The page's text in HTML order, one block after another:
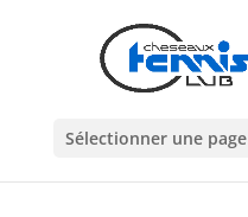
Sélectionner une page